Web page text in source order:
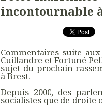
incontournable
Commentaires suite
Cuillandre et Fortuné
sujet du prochain
à Brest.
Depuis 2000, des
socialistes que de droite